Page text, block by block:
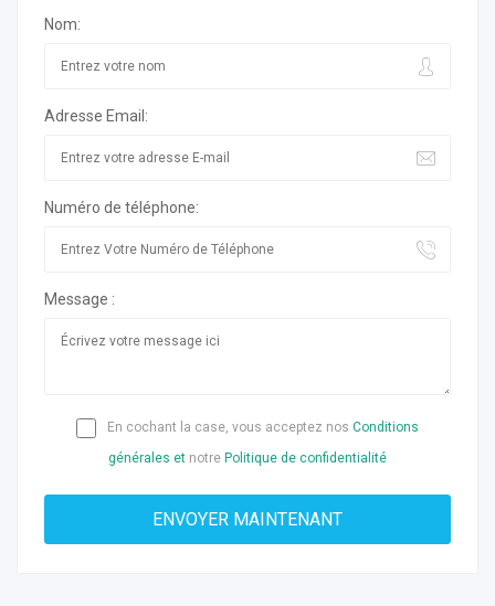
Nom:
Adresse Email:
Numéro de téléphone:
Message :
En cochant la case, vous acceptez nos Conditions
générales et notre Politique de confidentialité